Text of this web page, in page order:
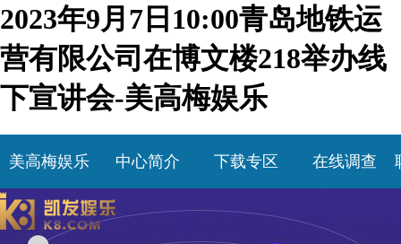
2023年9月7日10:00青岛地铁运
营有限公司在博文楼218举办线
下宣讲会-美高梅娱乐
美高梅娱乐 中心简介 下载专区 在线调查